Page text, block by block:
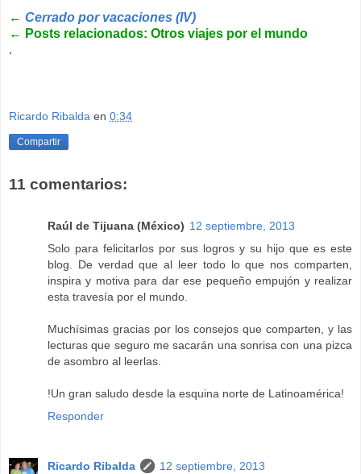
← Cerrado por vacaciones (IV)
← Posts relacionados: Otros viajes por el mundo
.
Ricardo Ribalda en 0:34
Compartir
11 comentarios:
Raúl de Tijuana (México) 12 septiembre, 2013
Solo para felicitarlos por sus logros y su hijo que es este
blog. De verdad que al leer todo lo que nos comparten,
inspira y motiva para dar ese pequeño empujón y realizar
esta travesía por el mundo.
Muchísimas gracias por los consejos que comparten, y las
lecturas que seguro me sacarán una sonrisa con una pizca
de asombro al leerlas.
!Un gran saludo desde la esquina norte de Latinoamérica!
Responder
Ricardo Ribalda
12 septiembre, 2013